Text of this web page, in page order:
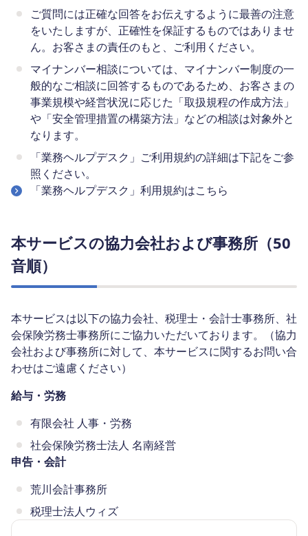
ご質問には正確な回答をお伝えするように最善の注意
をいたしますが、正確性を保証するものではありませ
ん。お客さまの責任のもと、ご利用ください。
マイナンバー相談については、マイナンバー制度の一
般的なご相談に回答するものであるため、お客さまの
事業規模や経営状況に応じた「取扱規程の作成方法」
や「安全管理措置の構築方法」などの相談は対象外と
なります。
「業務ヘルプデスク」ご利用規約の詳細は下記をご参
照ください。
「業務ヘルプデスク」利用規約はこちら
本サービスの協力会社および事務所（50
音順）
本サービスは以下の協力会社、税理士・会計士事務所、社
会保険労務士事務所にご協力いただいております。（協力
会社および事務所に対して、本サービスに関するお問い合
わせはご遠慮ください）
給与・労務
有限会社 人事・労務
社会保険労務士法人 名南経営
申告・会計
荒川会計事務所
税理士法人ウィズ